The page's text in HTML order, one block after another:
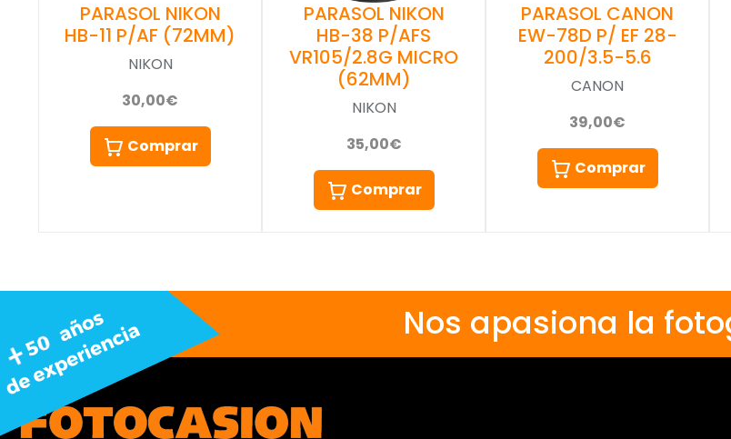
PARASOL NIKON
HB-11 P/AF (72MM)
NIKON
30,00€
Comprar
PARASOL NIKON
HB-38 P/AFS
VR105/2.8G MICRO
(62MM)
NIKON
35,00€
Comprar
PARASOL CANON
EW-78D P/ EF 28-
200/3.5-5.6
CANON
39,00€
Comprar
Nos apasiona la